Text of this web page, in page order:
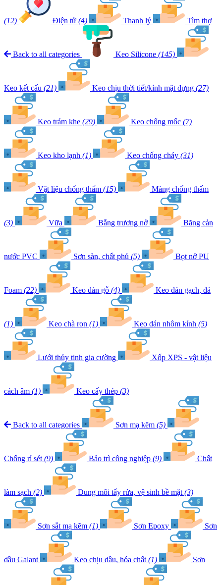
(12) Điện tử (4) Thanh lý Tìm thợ
Back to all categories Keo Silicone (145)
Keo kết cấu (21) Keo chịu thời tiết/kính mặt đựng (27)
Keo trám khe (29) Keo chống mốc (7)
Keo kho lạnh (1) Keo chống cháy (31)
Vật liệu chống thấm (15) Màng chống thấm
(3) Vữa Bằng trương nở Băng cản
nước PVC Sơn sàn, chất phủ (5) Bọt nở PU
Foam (22) Keo dán gỗ (4) Keo dán gạch, đá
(1) Keo chà ron (1) Keo dán nhôm kính (5)
Lưới thủy tinh gia cường Xốp XPS - vật liệu
cách âm (1) Keo cấy thép (3)
Back to all categories Sơn mạ kẽm (5)
Chống rỉ sét (9) Bảo trì công nghiệp (9) Chất
làm sạch (2) Dung môi tẩy rửa, vệ sinh bề mặt (3)
Sơn sắt mạ kẽm (1) Sơn Epoxy Sơn
dầu Galant Keo chịu dầu, hóa chất (1) Sơn